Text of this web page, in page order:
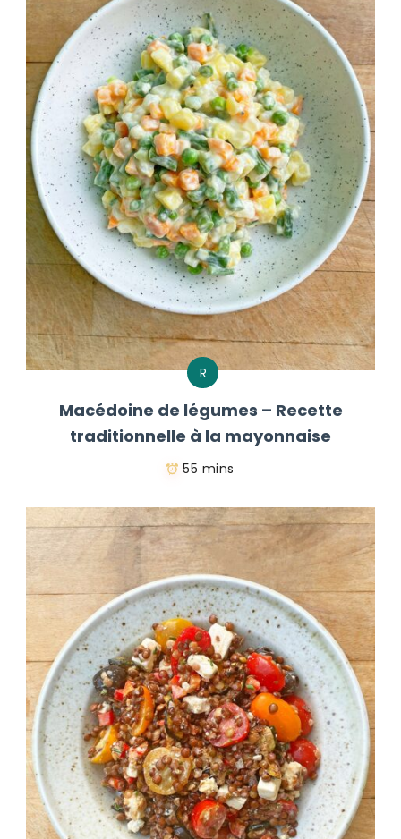
R
Macédoine de légumes – Recette
traditionnelle à la mayonnaise
55 mins